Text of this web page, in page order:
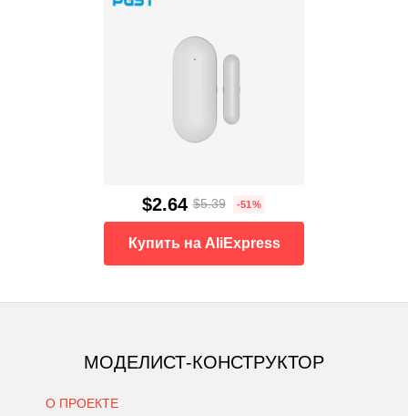
$2.64 $5.39 -51%
Купить на AliExpress
МОДЕЛИСТ-КОНСТРУКТОР
О ПРОЕКТЕ